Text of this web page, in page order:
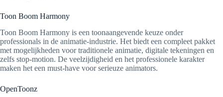
Toon Boom Harmony
Toon Boom Harmony is een toonaangevende keuze onder
professionals in de animatie-industrie. Het biedt een compleet pakket
met mogelijkheden voor traditionele animatie, digitale tekeningen en
zelfs stop-motion. De veelzijdigheid en het professionele karakter
maken het een must-have voor serieuze animators.
OpenToonz